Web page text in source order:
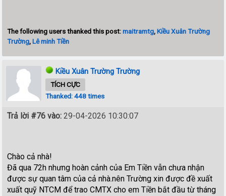
The following users thanked this post:maitramtg,Kiều Xuân Trường
Trường,Lê minh Tiền
Kiều Xuân Trường Trường
TÍCH CỰC
Thanked: 448 times
Trả lời #76 vào: 29-04-2026 10:30:07
Chào cả nhà!
Đã qua 72h nhưng hoàn cảnh của Em Tiền vẫn chưa nhận
được sự quan tâm của cả nhà.nên Trường xin được đề xuất
xuất quỹ NTCM để trao CMTX cho em Tiền bắt đầu từ tháng